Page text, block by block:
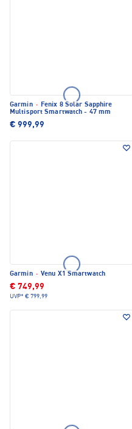
Garmin · Fenix 8 Solar Sapphire
Multisport Smartwatch - 47 mm
€ 999,99
Garmin · Venu X1 Smartwatch
€ 749,99
UVP* € 799,99